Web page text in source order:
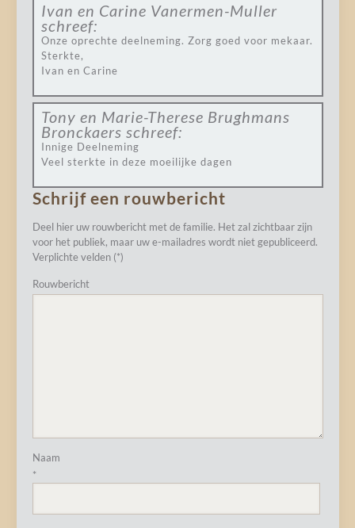
Ivan en Carine Vanermen-Muller
schreef:
Onze oprechte deelneming. Zorg goed voor mekaar.
Sterkte,
Ivan en Carine
Tony en Marie-Therese Brughmans
Bronckaers schreef:
Innige Deelneming
Veel sterkte in deze moeilijke dagen
Schrijf een rouwbericht
Deel hier uw rouwbericht met de familie. Het zal zichtbaar zijn
voor het publiek, maar uw e-mailadres wordt niet gepubliceerd.
Verplichte velden (*)
Rouwbericht
Naam
*